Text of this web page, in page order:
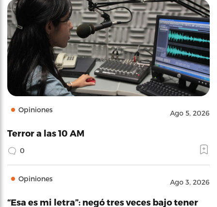
Opiniones Ago 5, 2026
Terror a las 10 AM
0
Opiniones Ago 3, 2026
“Esa es mi letra”: negó tres veces bajo tener